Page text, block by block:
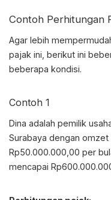
Contoh Perhitungan
Agar lebih
pajak ini, berikut ini
beberapa kondisi.
Contoh 1
Dina adalah pemilik
Surabaya dengan
Rp50.000.000,00 per
mencapai